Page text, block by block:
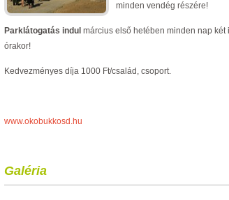
minden vendég részére!
Parklátogatás indul március első hetében minden nap
órakor!
Kedvezményes díja 1000 Ft/család, csoport.
www.okobukkosd.hu
Galéria